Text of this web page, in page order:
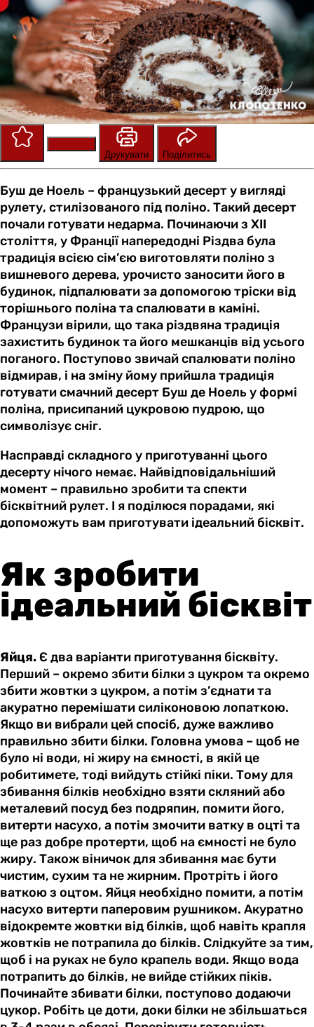
Друкувати
Поділитись
Буш де Ноель – французький десерт у вигляді
рулету, стилізованого під поліно. Такий десерт
почали готувати недарма. Починаючи з XII
століття, у Франції напередодні Різдва була
традиція всією сім’єю виготовляти поліно з
вишневого дерева, урочисто заносити його в
будинок, підпалювати за допомогою тріски від
торішнього поліна та спалювати в каміні.
Французи вірили, що така різдвяна традиція
захистить будинок та його мешканців від усього
поганого. Поступово звичай спалювати поліно
відмирав, і на зміну йому прийшла традиція
готувати смачний десерт Буш де Ноель у формі
поліна, присипаний цукровою пудрою, що
символізує сніг.
Насправді складного у приготуванні цього
десерту нічого немає. Найвідповідальніший
момент – правильно зробити та спекти
бісквітний рулет. І я поділюся порадами, які
допоможуть вам приготувати ідеальний бісквіт.
Як зробити
ідеальний бісквіт
Яйця.Є два варіанти приготування бісквіту.
Перший – окремо збити білки з цукром та окремо
збити жовтки з цукром, а потім з’єднати та
акуратно перемішати силіконовою лопаткою.
Якщо ви вибрали цей спосіб, дуже важливо
правильно збити білки. Головна умова – щоб не
було ні води, ні жиру на ємності, в якій це
робитимете, тоді вийдуть стійкі піки. Тому для
збивання білків необхідно взяти скляний або
металевий посуд без подряпин, помити його,
витерти насухо, а потім змочити ватку в оцті та
ще раз добре протерти, щоб на ємності не було
жиру. Також віничок для збивання має бути
чистим, сухим та не жирним. Протріть і його
ваткою з оцтом. Яйця необхідно помити, а потім
насухо витерти паперовим рушником. Акуратно
відокремте жовтки від білків, щоб навіть крапля
жовтків не потрапила до білків. Слідкуйте за тим,
щоб і на руках не було крапель води. Якщо вода
потрапить до білків, не вийде стійких піків.
Починайте збивати білки, поступово додаючи
цукор. Робіть це доти, доки білки не збільшаться